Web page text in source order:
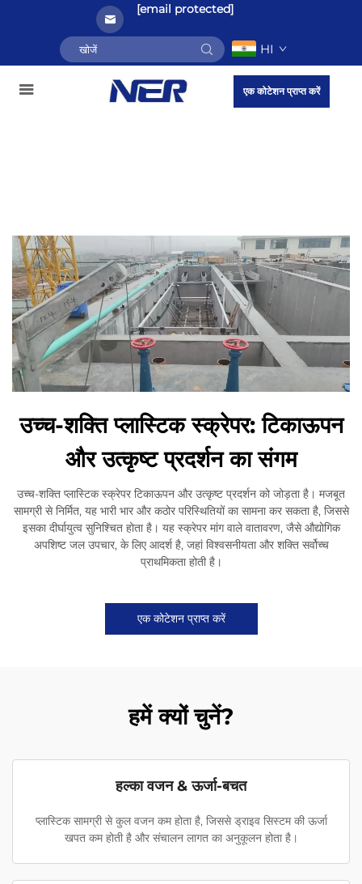
[email protected]
HI
एक कोटेशन प्राप्त करें
उच्च-शक्ति प्लास्टिक स्क्रेपर: टिकाऊपन
और उत्कृष्ट प्रदर्शन का संगम
उच्च-शक्ति प्लास्टिक स्क्रेपर टिकाऊपन और उत्कृष्ट प्रदर्शन को जोड़ता है। मजबूत
सामग्री से निर्मित, यह भारी भार और कठोर परिस्थितियों का सामना कर सकता है, जिससे
इसका दीर्घायुत्व सुनिश्चित होता है। यह स्क्रेपर मांग वाले वातावरण, जैसे औद्योगिक
अपशिष्ट जल उपचार, के लिए आदर्श है, जहां विश्वसनीयता और शक्ति सर्वोच्च
प्राथमिकता होती है।
एक कोटेशन प्राप्त करें
हमें क्यों चुनें?
हल्का वजन & ऊर्जा-बचत
प्लास्टिक सामग्री से कुल वजन कम होता है, जिससे ड्राइव सिस्टम की ऊर्जा
खपत कम होती है और संचालन लागत का अनुकूलन होता है।